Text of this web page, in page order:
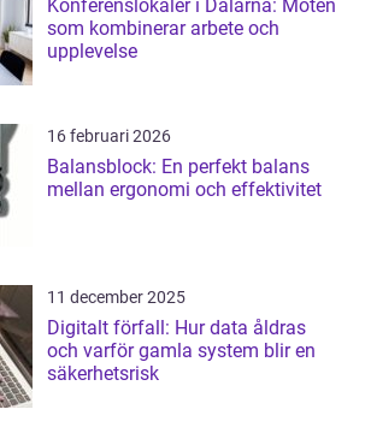
Konferenslokaler i Dalarna: Möten
som kombinerar arbete och
upplevelse
16 februari 2026
Balansblock: En perfekt balans
mellan ergonomi och effektivitet
11 december 2025
Digitalt förfall: Hur data åldras
och varför gamla system blir en
säkerhetsrisk